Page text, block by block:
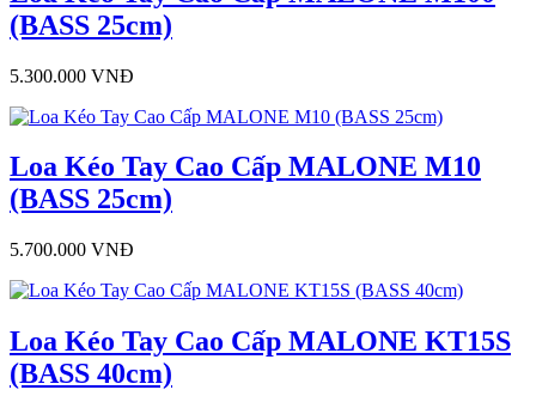
(BASS 25cm)
5.300.000 VNĐ
Loa Kéo Tay Cao Cấp MALONE M10
(BASS 25cm)
5.700.000 VNĐ
Loa Kéo Tay Cao Cấp MALONE KT15S
(BASS 40cm)